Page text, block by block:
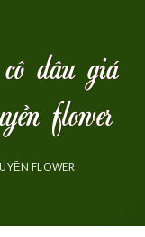
dâu giá
flower
FLOWER